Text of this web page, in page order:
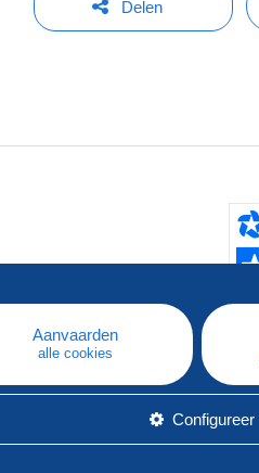
Delen
Aanvaarden
alle cookies
Configureer